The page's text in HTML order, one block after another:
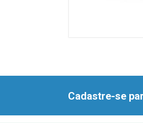
Cadastre-se